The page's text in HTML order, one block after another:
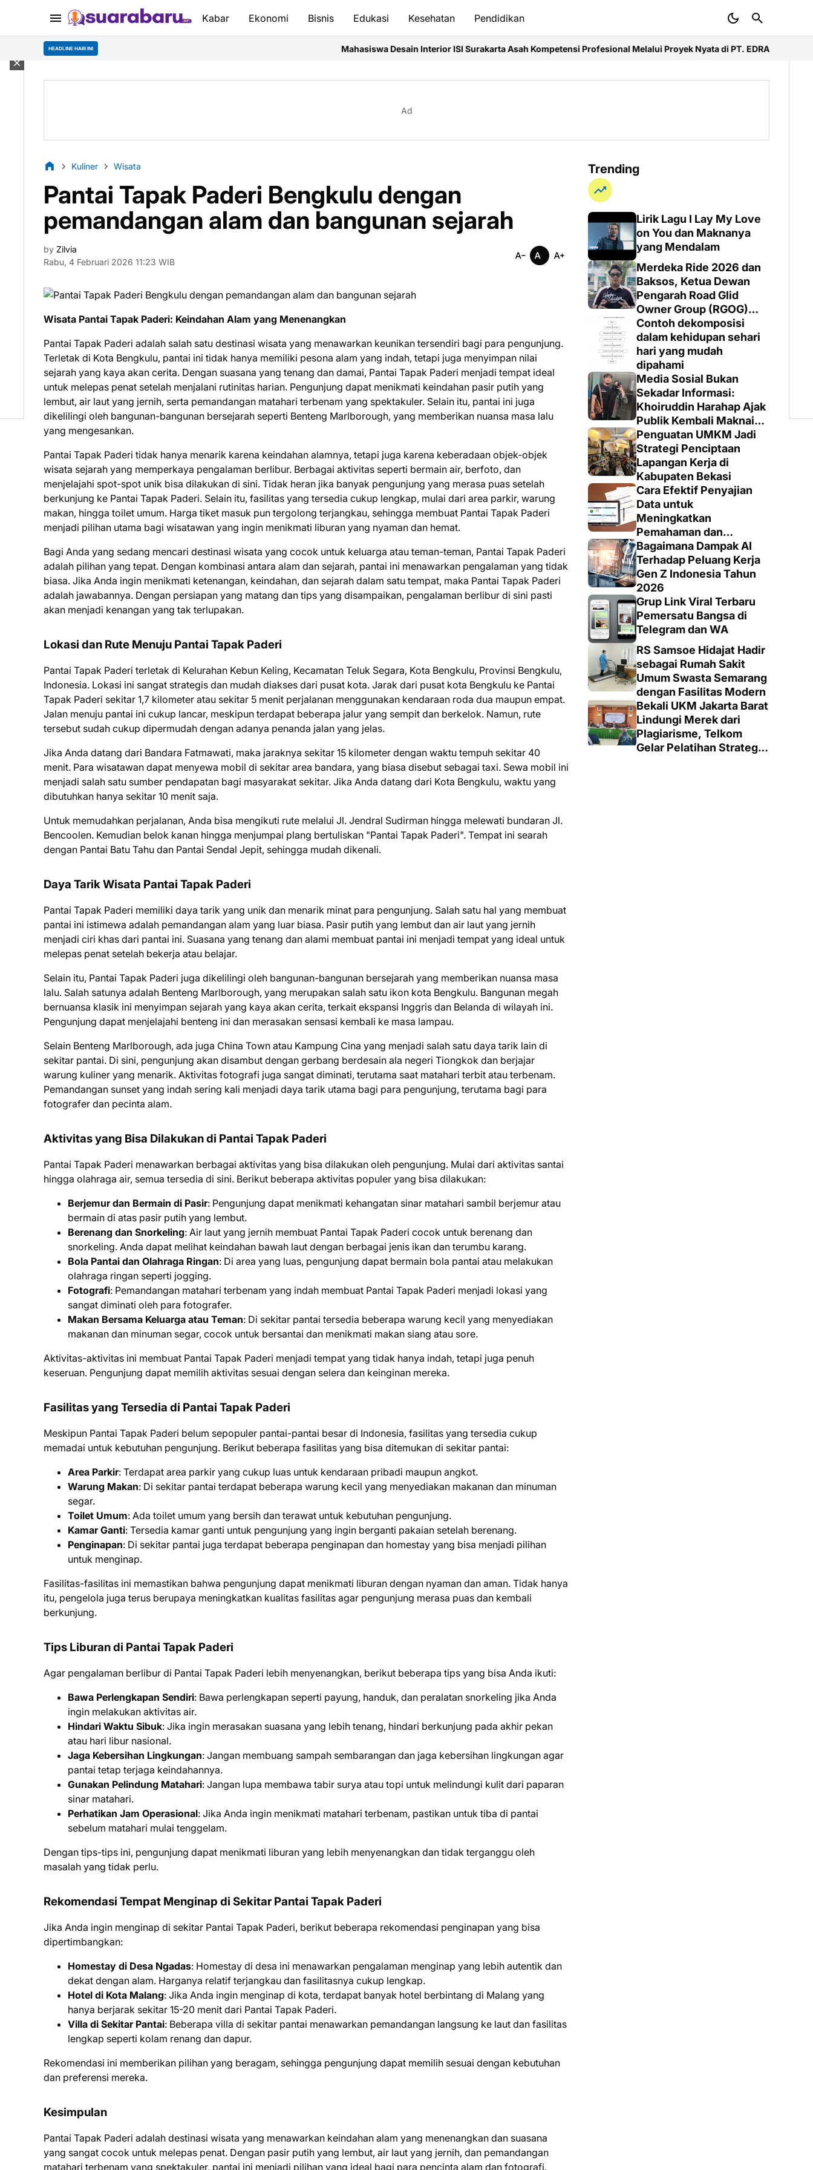
Kabar Ekonomi Bisnis Edukasi Kesehatan Pendidikan
HEADLINE HARI INI Mahasiswa Desain Interior ISI Surakarta Asah Kompetensi Profesional Melalui Proyek Nyata di PT. EDRA Arsitek IndonesiaMerdeka
Ad
Kuliner Wisata
Pantai Tapak Paderi Bengkulu dengan
pemandangan alam dan bangunan sejarah
by Zilvia
Rabu, 4 Februari 2026 11:23 WIB
Wisata Pantai Tapak Paderi: Keindahan Alam yang Menenangkan
Pantai Tapak Paderi adalah salah satu destinasi wisata yang menawarkan keunikan tersendiri bagi para pengunjung.
Terletak di Kota Bengkulu, pantai ini tidak hanya memiliki pesona alam yang indah, tetapi juga menyimpan nilai
sejarah yang kaya akan cerita. Dengan suasana yang tenang dan damai, Pantai Tapak Paderi menjadi tempat ideal
untuk melepas penat setelah menjalani rutinitas harian. Pengunjung dapat menikmati keindahan pasir putih yang
lembut, air laut yang jernih, serta pemandangan matahari terbenam yang spektakuler. Selain itu, pantai ini juga
dikelilingi oleh bangunan-bangunan bersejarah seperti Benteng Marlborough, yang memberikan nuansa masa lalu
yang mengesankan.
Pantai Tapak Paderi tidak hanya menarik karena keindahan alamnya, tetapi juga karena keberadaan objek-objek
wisata sejarah yang memperkaya pengalaman berlibur. Berbagai aktivitas seperti bermain air, berfoto, dan
menjelajahi spot-spot unik bisa dilakukan di sini. Tidak heran jika banyak pengunjung yang merasa puas setelah
berkunjung ke Pantai Tapak Paderi. Selain itu, fasilitas yang tersedia cukup lengkap, mulai dari area parkir, warung
makan, hingga toilet umum. Harga tiket masuk pun tergolong terjangkau, sehingga membuat Pantai Tapak Paderi
menjadi pilihan utama bagi wisatawan yang ingin menikmati liburan yang nyaman dan hemat.
Bagi Anda yang sedang mencari destinasi wisata yang cocok untuk keluarga atau teman-teman, Pantai Tapak Paderi
adalah pilihan yang tepat. Dengan kombinasi antara alam dan sejarah, pantai ini menawarkan pengalaman yang tidak
biasa. Jika Anda ingin menikmati ketenangan, keindahan, dan sejarah dalam satu tempat, maka Pantai Tapak Paderi
adalah jawabannya. Dengan persiapan yang matang dan tips yang disampaikan, pengalaman berlibur di sini pasti
akan menjadi kenangan yang tak terlupakan.
Lokasi dan Rute Menuju Pantai Tapak Paderi
Pantai Tapak Paderi terletak di Kelurahan Kebun Keling, Kecamatan Teluk Segara, Kota Bengkulu, Provinsi Bengkulu,
Indonesia. Lokasi ini sangat strategis dan mudah diakses dari pusat kota. Jarak dari pusat kota Bengkulu ke Pantai
Tapak Paderi sekitar 1,7 kilometer atau sekitar 5 menit perjalanan menggunakan kendaraan roda dua maupun empat.
Jalan menuju pantai ini cukup lancar, meskipun terdapat beberapa jalur yang sempit dan berkelok. Namun, rute
tersebut sudah cukup dipermudah dengan adanya penanda jalan yang jelas.
Jika Anda datang dari Bandara Fatmawati, maka jaraknya sekitar 15 kilometer dengan waktu tempuh sekitar 40
menit. Para wisatawan dapat menyewa mobil di sekitar area bandara, yang biasa disebut sebagai taxi. Sewa mobil ini
menjadi salah satu sumber pendapatan bagi masyarakat sekitar. Jika Anda datang dari Kota Bengkulu, waktu yang
dibutuhkan hanya sekitar 10 menit saja.
Untuk memudahkan perjalanan, Anda bisa mengikuti rute melalui Jl. Jendral Sudirman hingga melewati bundaran Jl.
Bencoolen. Kemudian belok kanan hingga menjumpai plang bertuliskan "Pantai Tapak Paderi". Tempat ini searah
dengan Pantai Batu Tahu dan Pantai Sendal Jepit, sehingga mudah dikenali.
Daya Tarik Wisata Pantai Tapak Paderi
Pantai Tapak Paderi memiliki daya tarik yang unik dan menarik minat para pengunjung. Salah satu hal yang membuat
pantai ini istimewa adalah pemandangan alam yang luar biasa. Pasir putih yang lembut dan air laut yang jernih
menjadi ciri khas dari pantai ini. Suasana yang tenang dan alami membuat pantai ini menjadi tempat yang ideal untuk
melepas penat setelah bekerja atau belajar.
Selain itu, Pantai Tapak Paderi juga dikelilingi oleh bangunan-bangunan bersejarah yang memberikan nuansa masa
lalu. Salah satunya adalah Benteng Marlborough, yang merupakan salah satu ikon kota Bengkulu. Bangunan megah
bernuansa klasik ini menyimpan sejarah yang kaya akan cerita, terkait ekspansi Inggris dan Belanda di wilayah ini.
Pengunjung dapat menjelajahi benteng ini dan merasakan sensasi kembali ke masa lampau.
Selain Benteng Marlborough, ada juga China Town atau Kampung Cina yang menjadi salah satu daya tarik lain di
sekitar pantai. Di sini, pengunjung akan disambut dengan gerbang berdesain ala negeri Tiongkok dan berjajar
warung kuliner yang menarik. Aktivitas fotografi juga sangat diminati, terutama saat matahari terbit atau terbenam.
Pemandangan sunset yang indah sering kali menjadi daya tarik utama bagi para pengunjung, terutama bagi para
fotografer dan pecinta alam.
Aktivitas yang Bisa Dilakukan di Pantai Tapak Paderi
Pantai Tapak Paderi menawarkan berbagai aktivitas yang bisa dilakukan oleh pengunjung. Mulai dari aktivitas santai
hingga olahraga air, semua tersedia di sini. Berikut beberapa aktivitas populer yang bisa dilakukan:
Berjemur dan Bermain di Pasir: Pengunjung dapat menikmati kehangatan sinar matahari sambil berjemur atau
bermain di atas pasir putih yang lembut.
Berenang dan Snorkeling: Air laut yang jernih membuat Pantai Tapak Paderi cocok untuk berenang dan
snorkeling. Anda dapat melihat keindahan bawah laut dengan berbagai jenis ikan dan terumbu karang.
Bola Pantai dan Olahraga Ringan: Di area yang luas, pengunjung dapat bermain bola pantai atau melakukan
olahraga ringan seperti jogging.
Fotografi: Pemandangan matahari terbenam yang indah membuat Pantai Tapak Paderi menjadi lokasi yang
sangat diminati oleh para fotografer.
Makan Bersama Keluarga atau Teman: Di sekitar pantai tersedia beberapa warung kecil yang menyediakan
makanan dan minuman segar, cocok untuk bersantai dan menikmati makan siang atau sore.
Aktivitas-aktivitas ini membuat Pantai Tapak Paderi menjadi tempat yang tidak hanya indah, tetapi juga penuh
keseruan. Pengunjung dapat memilih aktivitas sesuai dengan selera dan keinginan mereka.
Fasilitas yang Tersedia di Pantai Tapak Paderi
Meskipun Pantai Tapak Paderi belum sepopuler pantai-pantai besar di Indonesia, fasilitas yang tersedia cukup
memadai untuk kebutuhan pengunjung. Berikut beberapa fasilitas yang bisa ditemukan di sekitar pantai:
Area Parkir: Terdapat area parkir yang cukup luas untuk kendaraan pribadi maupun angkot.
Warung Makan: Di sekitar pantai terdapat beberapa warung kecil yang menyediakan makanan dan minuman
segar.
Toilet Umum: Ada toilet umum yang bersih dan terawat untuk kebutuhan pengunjung.
Kamar Ganti: Tersedia kamar ganti untuk pengunjung yang ingin berganti pakaian setelah berenang.
Penginapan: Di sekitar pantai juga terdapat beberapa penginapan dan homestay yang bisa menjadi pilihan
untuk menginap.
Fasilitas-fasilitas ini memastikan bahwa pengunjung dapat menikmati liburan dengan nyaman dan aman. Tidak hanya
itu, pengelola juga terus berupaya meningkatkan kualitas fasilitas agar pengunjung merasa puas dan kembali
berkunjung.
Tips Liburan di Pantai Tapak Paderi
Agar pengalaman berlibur di Pantai Tapak Paderi lebih menyenangkan, berikut beberapa tips yang bisa Anda ikuti:
Bawa Perlengkapan Sendiri: Bawa perlengkapan seperti payung, handuk, dan peralatan snorkeling jika Anda
ingin melakukan aktivitas air.
Hindari Waktu Sibuk: Jika ingin merasakan suasana yang lebih tenang, hindari berkunjung pada akhir pekan
atau hari libur nasional.
Jaga Kebersihan Lingkungan: Jangan membuang sampah sembarangan dan jaga kebersihan lingkungan agar
pantai tetap terjaga keindahannya.
Gunakan Pelindung Matahari: Jangan lupa membawa tabir surya atau topi untuk melindungi kulit dari paparan
sinar matahari.
Perhatikan Jam Operasional: Jika Anda ingin menikmati matahari terbenam, pastikan untuk tiba di pantai
sebelum matahari mulai tenggelam.
Dengan tips-tips ini, pengunjung dapat menikmati liburan yang lebih menyenangkan dan tidak terganggu oleh
masalah yang tidak perlu.
Rekomendasi Tempat Menginap di Sekitar Pantai Tapak Paderi
Jika Anda ingin menginap di sekitar Pantai Tapak Paderi, berikut beberapa rekomendasi penginapan yang bisa
dipertimbangkan:
Homestay di Desa Ngadas: Homestay di desa ini menawarkan pengalaman menginap yang lebih autentik dan
dekat dengan alam. Harganya relatif terjangkau dan fasilitasnya cukup lengkap.
Hotel di Kota Malang: Jika Anda ingin menginap di kota, terdapat banyak hotel berbintang di Malang yang
hanya berjarak sekitar 15-20 menit dari Pantai Tapak Paderi.
Villa di Sekitar Pantai: Beberapa villa di sekitar pantai menawarkan pemandangan langsung ke laut dan fasilitas
lengkap seperti kolam renang dan dapur.
Rekomendasi ini memberikan pilihan yang beragam, sehingga pengunjung dapat memilih sesuai dengan kebutuhan
dan preferensi mereka.
Kesimpulan
Pantai Tapak Paderi adalah destinasi wisata yang menawarkan keindahan alam yang menenangkan dan suasana
yang sangat cocok untuk melepas penat. Dengan pasir putih yang lembut, air laut yang jernih, dan pemandangan
matahari terbenam yang spektakuler, pantai ini menjadi pilihan yang ideal bagi para pencinta alam dan fotografi.
Trending
Lirik Lagu I Lay My Love
on You dan Maknanya
yang Mendalam
Merdeka Ride 2026 dan
Baksos, Ketua Dewan
Pengarah Road Glid
Owner Group (RGOG)
Boys Indonesia Pusat M.
Irsyad Sebut Persiapan
Dimatangkan
Contoh dekomposisi
dalam kehidupan sehari
hari yang mudah
dipahami
Media Sosial Bukan
Sekadar Informasi:
Khoiruddin Harahap Ajak
Publik Kembali Maknai
Ruang Digital dengan
Totalitas dan Loyalitas
Penguatan UMKM Jadi
Strategi Penciptaan
Lapangan Kerja di
Kabupaten Bekasi
Cara Efektif Penyajian
Data untuk
Meningkatkan
Pemahaman dan
Keputusan yang Tepat
Bagaimana Dampak AI
Terhadap Peluang Kerja
Gen Z Indonesia Tahun
2026
Grup Link Viral Terbaru
Pemersatu Bangsa di
Telegram dan WA
RS Samsoe Hidajat Hadir
sebagai Rumah Sakit
Umum Swasta Semarang
dengan Fasilitas Modern
Bekali UKM Jakarta Barat
Lindungi Merek dari
Plagiarisme, Telkom
Gelar Pelatihan Strategi